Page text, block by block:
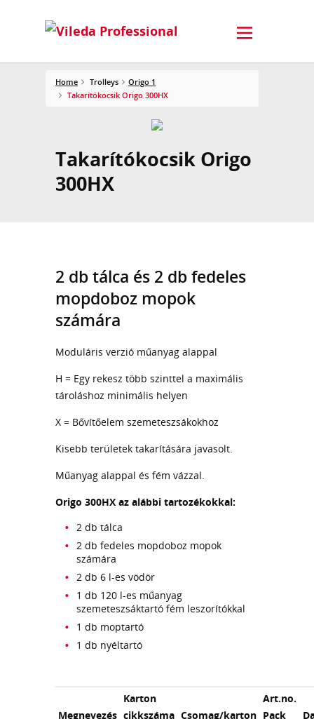
Home Trolleys
Origo 1
Takarítókocsik Origo 300HX
Takarítókocsik Origo
300HX
2 db tálca és 2 db fedeles
mopdoboz mopok
számára
Moduláris verzió műanyag alappal
H = Egy rekesz több szinttel a maximális
tároláshoz minimális helyen
X = Bővítőelem szemeteszsákokhoz
Kisebb területek takarítására javasolt.
Műanyag alappal és fém vázzal.
Origo 300HX az alábbi tartozékokkal:
2 db tálca
2 db fedeles mopdoboz mopok
számára
2 db 6 l-es vödör
1 db 120 l-es műanyag
szemeteszsáktartó fém leszorítókkal
1 db moptartó
1 db nyéltartó
Megnevezés
Karton
cikkszáma Csomag/karton
Art.no.
Pack